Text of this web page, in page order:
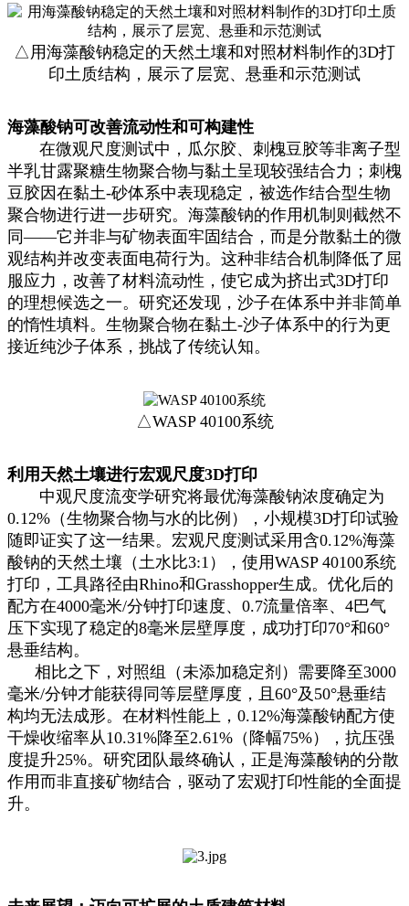
△用海藻酸钠稳定的天然土壤和对照材料制作的3D打
印土质结构，展示了层宽、悬垂和示范测试
海藻酸钠可改善流动性和可构建性
在微观尺度测试中，瓜尔胶、刺槐豆胶等非离子型
半乳甘露聚糖生物聚合物与黏土呈现较强结合力；刺槐
豆胶因在黏土-砂体系中表现稳定，被选作结合型生物
聚合物进行进一步研究。海藻酸钠的作用机制则截然不
同——它并非与矿物表面牢固结合，而是分散黏土的微
观结构并改变表面电荷行为。这种非结合机制降低了屈
服应力，改善了材料流动性，使它成为挤出式3D打印
的理想候选之一。研究还发现，沙子在体系中并非简单
的惰性填料。生物聚合物在黏土-沙子体系中的行为更
接近纯沙子体系，挑战了传统认知。
△WASP 40100系统
利用天然土壤进行宏观尺度3D打印
中观尺度流变学研究将最优海藻酸钠浓度确定为
0.12%（生物聚合物与水的比例），小规模3D打印试验
随即证实了这一结果。宏观尺度测试采用含0.12%海藻
酸钠的天然土壤（土水比3:1），使用WASP 40100系统
打印，工具路径由Rhino和Grasshopper生成。优化后的
配方在4000毫米/分钟打印速度、0.7流量倍率、4巴气
压下实现了稳定的8毫米层壁厚度，成功打印70°和60°
悬垂结构。
相比之下，对照组（未添加稳定剂）需要降至3000
毫米/分钟才能获得同等层壁厚度，且60°及50°悬垂结
构均无法成形。在材料性能上，0.12%海藻酸钠配方使
干燥收缩率从10.31%降至2.61%（降幅75%），抗压强
度提升25%。研究团队最终确认，正是海藻酸钠的分散
作用而非直接矿物结合，驱动了宏观打印性能的全面提
升。